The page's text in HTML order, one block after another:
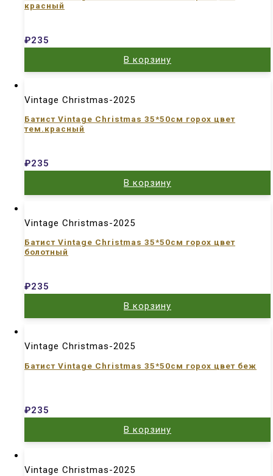
красный
₽235
В корзину
Vintage Christmas-2025
Батист Vintage Christmas 35*50см горох цвет
тем.красный
₽235
В корзину
Vintage Christmas-2025
Батист Vintage Christmas 35*50см горох цвет
болотный
₽235
В корзину
Vintage Christmas-2025
Батист Vintage Christmas 35*50см горох цвет беж
₽235
В корзину
Vintage Christmas-2025